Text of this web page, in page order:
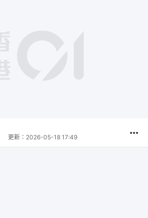
更新： 2026-05-18 17:49